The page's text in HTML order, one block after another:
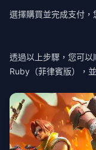
選擇購買並完成支付，
透過以上步驟，您可以
Ruby（菲律賓版），